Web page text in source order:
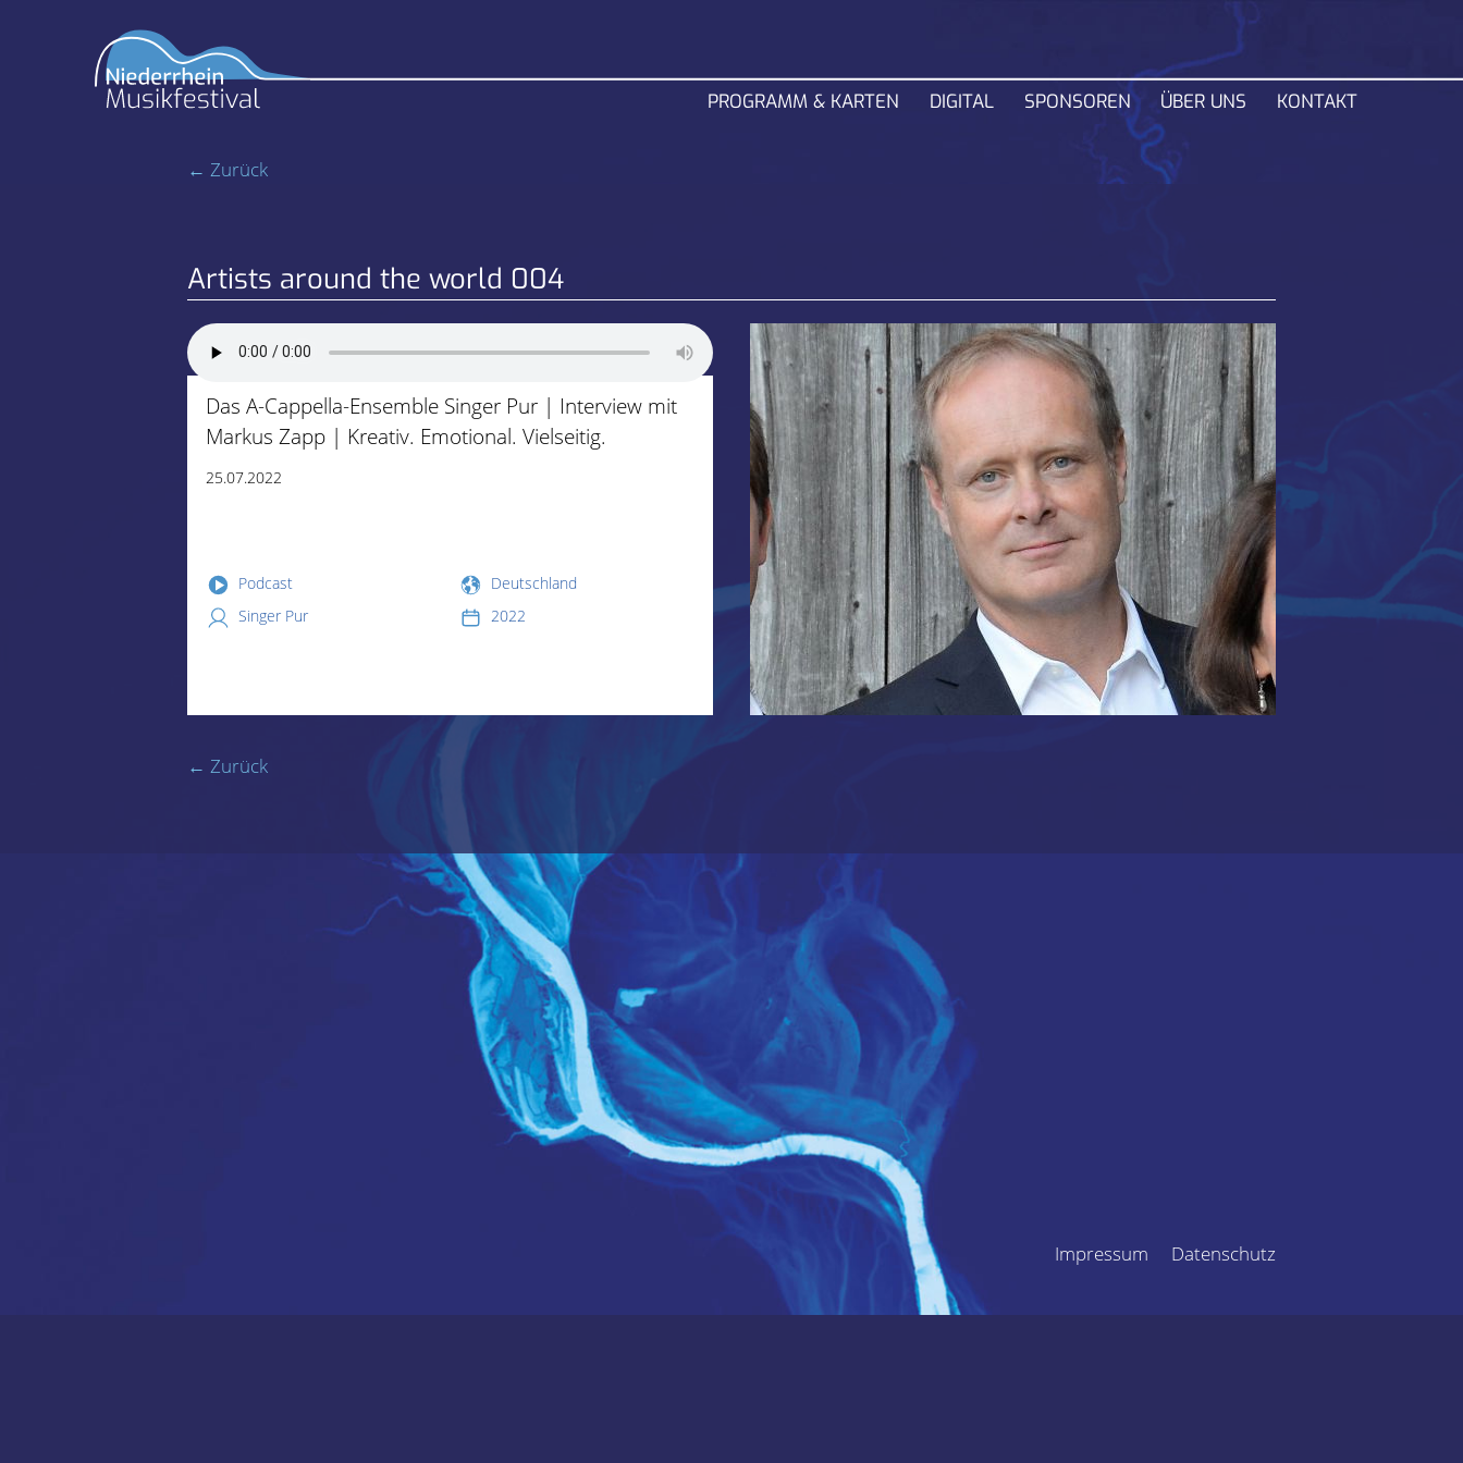
PROGRAMM & KARTEN DIGITAL SPONSOREN ÜBER UNS KONTAKT
← Zurück
Artists around the world 004
Das A-Cappella-Ensemble Singer Pur | Interview mit
Markus Zapp | Kreativ. Emotional. Vielseitig.
25.07.2022
Podcast
Singer Pur
Deutschland
2022
← Zurück
Impressum Datenschutz